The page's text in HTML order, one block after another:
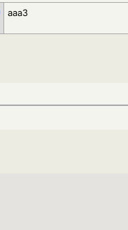
aaa3